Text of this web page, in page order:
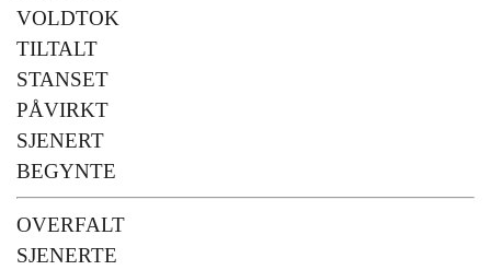
VOLDTOK
TILTALT
STANSET
PÅVIRKT
SJENERT
BEGYNTE
OVERFALT
SJENERTE